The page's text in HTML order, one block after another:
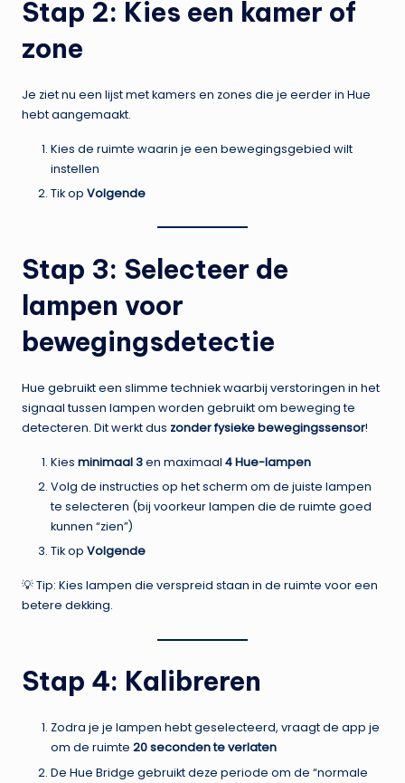
Stap 2: Kies een kamer of
zone
Je ziet nu een lijst met kamers en zones die je eerder in Hue
hebt aangemaakt.
Kies de ruimte waarin je een bewegingsgebied wilt
instellen
Tik op Volgende
Stap 3: Selecteer de
lampen voor
bewegingsdetectie
Hue gebruikt een slimme techniek waarbij verstoringen in het
signaal tussen lampen worden gebruikt om beweging te
detecteren. Dit werkt dus zonder fysieke bewegingssensor!
Kies minimaal 3en maximaal 4 Hue-lampen
Volg de instructies op het scherm om de juiste lampen
te selecteren (bij voorkeur lampen die de ruimte goed
kunnen “zien”)
Tik op Volgende
💡 Tip: Kies lampen die verspreid staan in de ruimte voor een
betere dekking.
Stap 4: Kalibreren
Zodra je je lampen hebt geselecteerd, vraagt de app je
om de ruimte 20 seconden te verlaten
De Hue Bridge gebruikt deze periode om de “normale